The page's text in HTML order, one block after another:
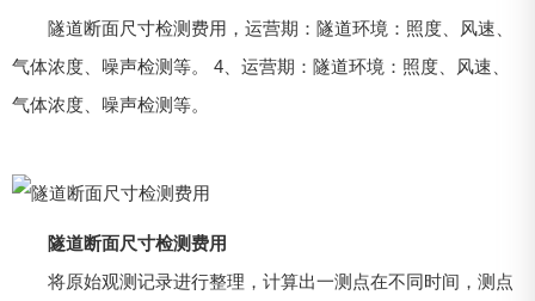
隧道断面尺寸检测费用，运营期：隧道环境：照度、风速、
气体浓度、噪声检测等。 4、运营期：隧道环境：照度、风速、
气体浓度、噪声检测等。
隧道断面尺寸检测费用
将原始观测记录进行整理，计算出一测点在不同时间，测点